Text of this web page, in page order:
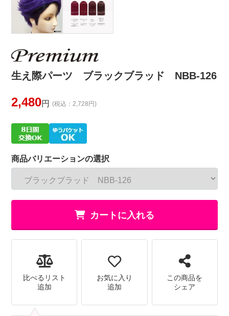
生え際パーツ ブラックブラッド NBB-126
2,480円 (税込：2,728円)
商品バリエーションの選択
カートに入れる
比べるリスト
追加
お気に入り
追加
この商品を
シェア